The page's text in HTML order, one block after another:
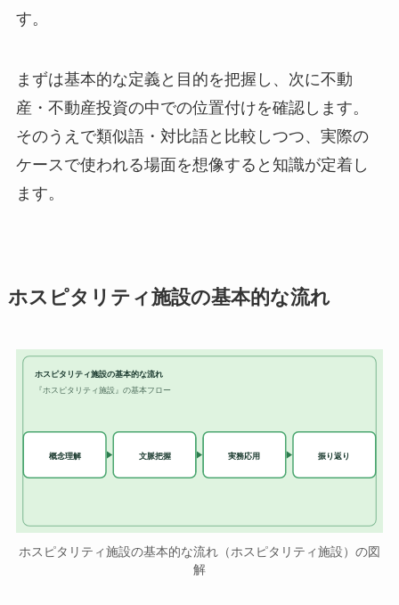
す。
まずは基本的な定義と目的を把握し、次に不動
産・不動産投資の中での位置付けを確認します。
そのうえで類似語・対比語と比較しつつ、実際の
ケースで使われる場面を想像すると知識が定着し
ます。
ホスピタリティ施設の基本的な流れ
ホスピタリティ施設の基本的な流れ
『ホスピタリティ施設』の基本フロー
概念理解 文脈把握 実務応用 振り返り
ホスピタリティ施設の基本的な流れ（ホスピタリティ施設）の図
解